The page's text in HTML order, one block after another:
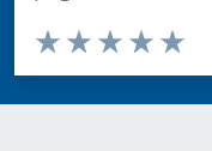
Valuta da 1 a 5 stelle la
Valuta 4
Valuta 3
Valuta 2 stelle su
Valuta 1 stelle su 5